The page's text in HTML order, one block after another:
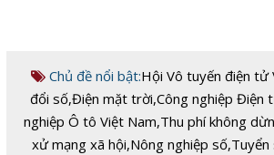
Chủ đề nổi bật:Hội Vô tuyến điện tử
đổi số,Điện mặt trời,Công nghiệp Điện
nghiệp Ô tô Việt Nam,Thu phí không
xử mạng xã hội,Nông nghiệp số,